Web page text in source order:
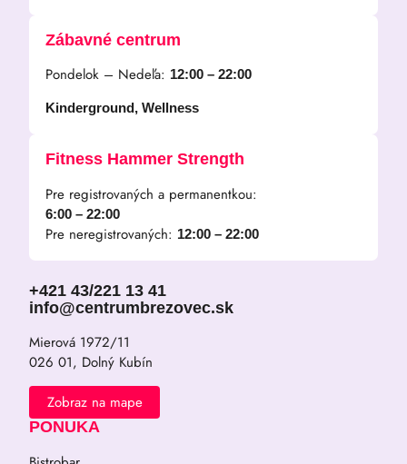
Zábavné centrum
Pondelok – Nedeľa: 12:00 – 22:00
Kinderground, Wellness
Fitness Hammer Strength
Pre registrovaných a permanentkou:
6:00 – 22:00
Pre neregistrovaných: 12:00 – 22:00
+421 43/221 13 41
info@centrumbrezovec.sk
Mierová 1972/11
026 01, Dolný Kubín
Zobraz na mape
PONUKA